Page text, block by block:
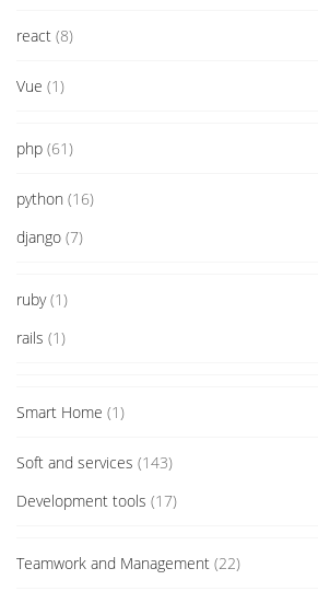
react (8)
Vue (1)
php (61)
python (16)
django (7)
ruby(1)
rails (1)
Smart Home (1)
Soft and services (143)
Development tools (17)
Teamwork and Management (22)